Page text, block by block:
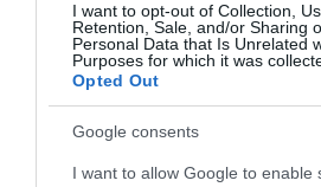
I want to opt-out of Collection,
Retention, Sale, and/or Sharing
Personal Data that Is Unrelated
Purposes for which it was
Opted Out
Google consents
I want to allow Google to enable
vacakol,Joyce Maldonado
szeretne leérettségizni, hogy
kisvárosból. Amikor az új tanuló,
megérkezik, néhány múltbeli